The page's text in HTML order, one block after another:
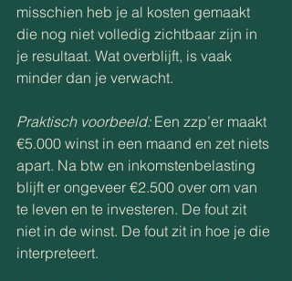
misschien heb je al kosten gemaakt
die nog niet volledig zichtbaar zijn in
je resultaat. Wat overblijft, is vaak
minder dan je verwacht.
Praktisch voorbeeld: Een zzp’er maakt
€5.000 winst in een maand en zet niets
apart. Na btw en inkomstenbelasting
blijft er ongeveer €2.500 over om van
te leven en te investeren. De fout zit
niet in de winst. De fout zit in hoe je die
interpreteert.